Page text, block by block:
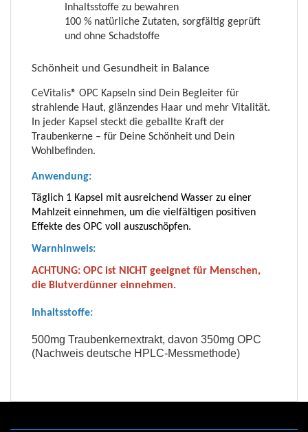
Inhaltsstoffe zu bewahren
100 % natürliche Zutaten, sorgfältig geprüft
und ohne Schadstoffe
Schönheit und Gesundheit in Balance
CeVitalis® OPC Kapseln sind Dein Begleiter für
strahlende Haut, glänzendes Haar und mehr Vitalität.
In jeder Kapsel steckt die geballte Kraft der
Traubenkerne – für Deine Schönheit und Dein
Wohlbefinden.
Anwendung:
Täglich 1 Kapsel mit ausreichend Wasser zu einer
Mahlzeit einnehmen, um die vielfältigen positiven
Effekte des OPC voll auszuschöpfen.
Warnhinweis:
ACHTUNG: OPC ist NICHT geeignet für Menschen,
die Blutverdünner einnehmen.
Inhaltsstoffe:
500mg Traubenkernextrakt, davon 350mg OPC
(Nachweis deutsche HPLC-Messmethode)